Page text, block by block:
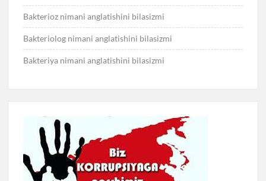
Bakterioz nimani anglatishini bilasizmi
Bakteriolog nimani anglatishini bilasizmi
Bakteriya nimani anglatishini bilasizmi